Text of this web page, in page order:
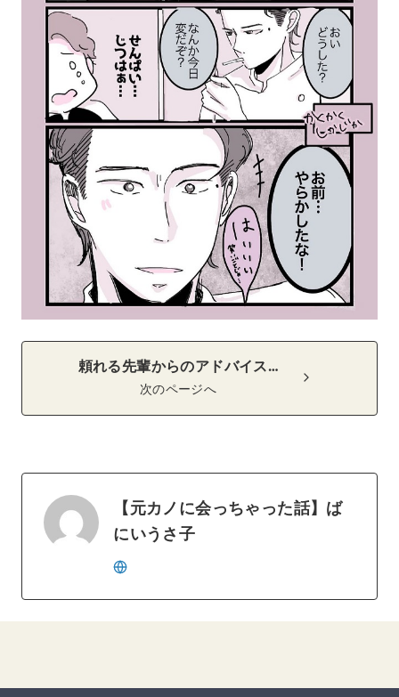
頼れる先輩からのアドバイス…
次のページへ
【元カノに会っちゃった話】ば
にいうさ子